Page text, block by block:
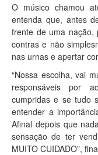
O músico chamou
entenda que, antes
frente de uma nação,
contras e não
nas urnas e apertar
“Nossa escolha, vai
responsáveis por
cumpridas e se tudo
entender a
Afinal depois que
sensação de ter
MUITO CUIDADO”,